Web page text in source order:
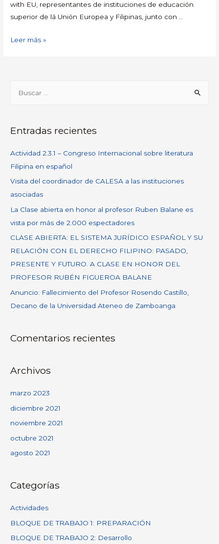
with EU, representantes de instituciones de educación
superior de lá Unión Europea y Filipinas, junto con …
Leer más »
Entradas recientes
Actividad 2.3.1 – Congreso Internacional sobre literatura
Filipina en español
Visita del coordinador de CALESA a las instituciones
asociadas
La Clase abierta en honor al profesor Ruben Balane es
vista por más de 2.000 espectadores
CLASE ABIERTA: EL SISTEMA JURÍDICO ESPAÑOL Y SU
RELACIÓN CON EL DERECHO FILIPINO: PASADO,
PRESENTE Y FUTURO. A CLASE EN HONOR DEL
PROFESOR RUBÉN FIGUEROA BALANE
Anuncio: Fallecimiento del Profesor Rosendo Castillo,
Decano de la Universidad Ateneo de Zamboanga
Comentarios recientes
Archivos
marzo 2023
diciembre 2021
noviembre 2021
octubre 2021
agosto 2021
Categorías
Actividades
BLOQUE DE TRABAJO 1: PREPARACIÓN
BLOQUE DE TRABAJO 2: Desarrollo